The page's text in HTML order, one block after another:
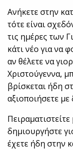
Ανήκετε στην
τότε είναι
τις ημέρες των
κάτι νέο για να
αν θέλετε να
Χριστούγεννα,
βρίσκεται ήδη
αξιοποιήσετε
δημιουργήστε
έχετε ήδη στην